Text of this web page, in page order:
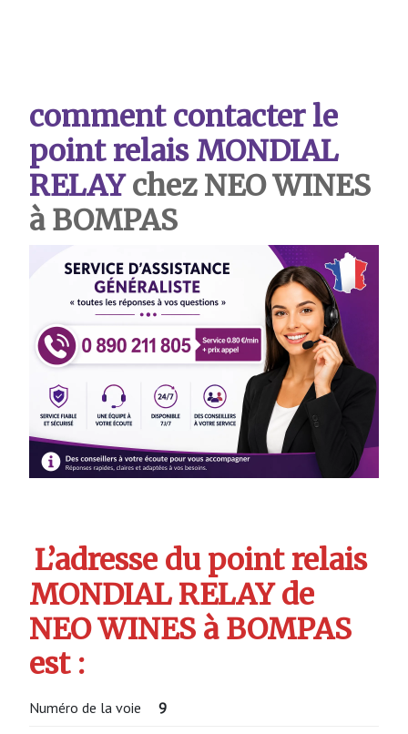
comment contacter le
point relais MONDIAL
RELAYchez NEO WINES
à BOMPAS
L’adresse du point relais
MONDIAL RELAY de
NEO WINES à BOMPAS
est :
Numéro de la voie 9